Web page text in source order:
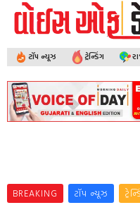
ટૉપ ન્યૂઝ ટ્રેન્ડિંગ
BREAKING ટૉપ ન્યૂઝ